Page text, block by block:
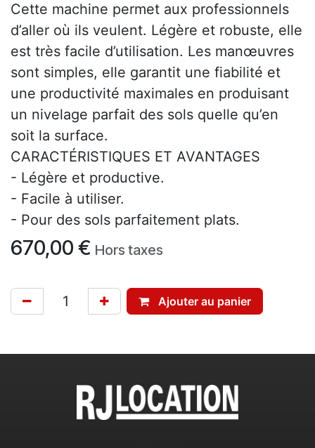
Cette machine permet aux professionnels
d’aller où ils veulent. Légère et robuste, elle
est très facile d’utilisation. Les manœuvres
sont simples, elle garantit une fiabilité et
une productivité maximales en produisant
un nivelage parfait des sols quelle qu’en
soit la surface.
CARACTÉRISTIQUES ET AVANTAGES
- Légère et productive.
- Facile à utiliser.
- Pour des sols parfaitement plats.
670,00 € Hors taxes
Ajouter au panier